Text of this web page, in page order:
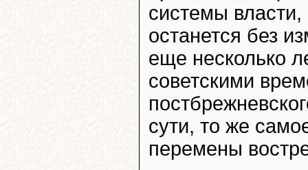
системы власти,
останется без
еще несколько
советскими
сути, то же
перемены